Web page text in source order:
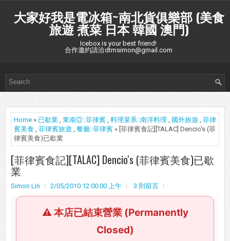
大家好我是電冰箱~南北貨俱樂部 (美食
旅遊 煮菜 日本 韓國 澳門)
Icebox is your best friend!
合作邀約請洽dtmsimon@gmail.com
Home » 已歇業 , 東南亞::菲律賓 , 料理菜系::南洋料理 , 國外旅遊 , 菲律
賓美食 , 菲律賓旅遊 , 餐廳::菲律賓 » [菲律賓食記][TALAC] Dencio's (菲
律賓美食)已歇業
[菲律賓食記][TALAC] Dencio's (菲律賓美食)已歇
業
Simon Lin 2/05/2010 12:00:00 上午 3 則留言
⚠️ 本店已結束營業 (Permanently
Closed)